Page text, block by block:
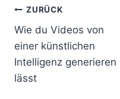
B
e
i
t
ZURÜCK
Wie du Videos von
einer künstlichen
Intelligenz generieren
lässt